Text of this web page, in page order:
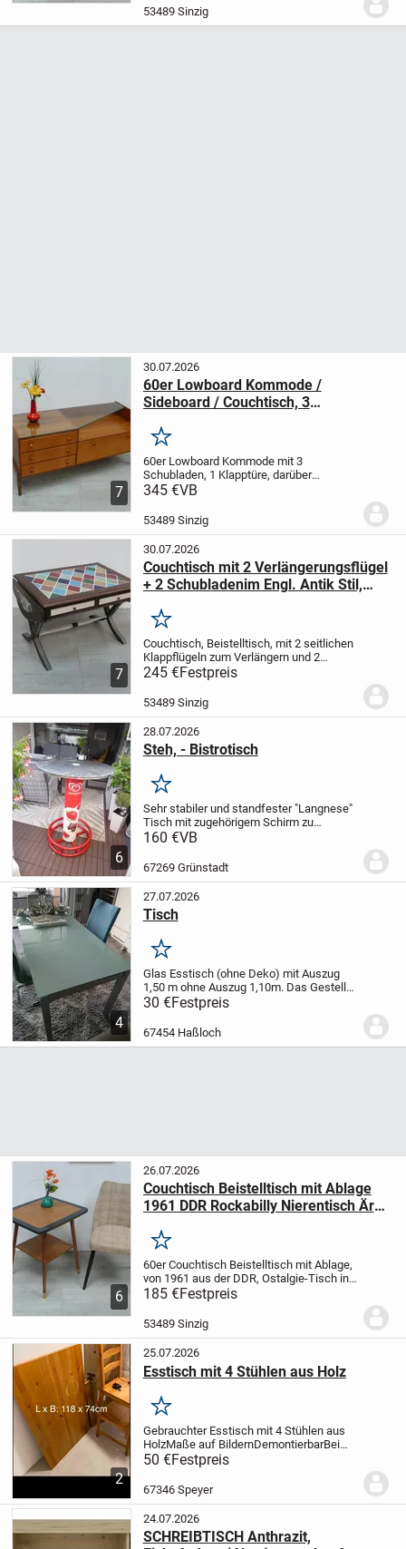
Euro-Münzen in der
53489 Sinzig
7
30.07.2026
60er Lowboard Kommode /
Sideboard / Couchtisch, 3
Century Modern
Merken
60er Lowboard Kommodemit 3
Schubladen, 1 Klapptüre, darüber
Ablagen-Aussparung mit
eleganter Mid Century
ideal als Couchtisch
345 €VB
53489 Sinzig
7
30.07.2026
Couchtisch mit 2 Verlängerungsflügel
+ 2 Schubladenim Engl. Antik Stil,
Merken
Couchtisch, Beistelltisch, mit2 seitlichen
Klappflügeln zum Verlängernund 2
praktischen Schubladen,
Colonial Stil, aber
gefertigt,in dunklem Nußbaum + mit...
245 €Festpreis
53489 Sinzig
6
28.07.2026
Steh, - Bistrotisch
Merken
Sehr stabiler und standfester "Langnese"
Tisch mit zugehörigem Schirm zu
verkaufen. Maße des Tisches
Durchmesser ca. 180cm. Der Tisch kann
160 €VB
67269 Grünstadt
4
27.07.2026
Tisch
Merken
Glas Esstisch (ohne Deko) mit Auszug
1,50 m ohne Auszug 1,10m. Das Gestell
ist aus silbernem Metall. Tischplatte ist
Abholung erst in 10
Tagen Bezahlung bitte in bar bei Abholung.
30 €Festpreis
67454 Haßloch
6
26.07.2026
Couchtisch Beistelltisch mit Ablage
1961 DDR Rockabilly Nierentisch Ära,
Merken
60er Couchtisch Beistelltischmit Ablage,
von 1961 aus der DDR, Ostalgie-Tisch in
Eiche mit dunkelgraum
Wunderschöne Holzmaserung.
Beine sind aus Eiche,
185 €Festpreis
53489 Sinzig
2
25.07.2026
Esstisch mit 4 Stühlen aus Holz
Merken
Gebrauchter Esstisch mit 4 Stühlen aus
HolzMaße auf BildernDemontierbarBei
Interesse bitte melden.
50 €Festpreis
67346 Speyer
24.07.2026
SCHREIBTISCH Anthrazit,